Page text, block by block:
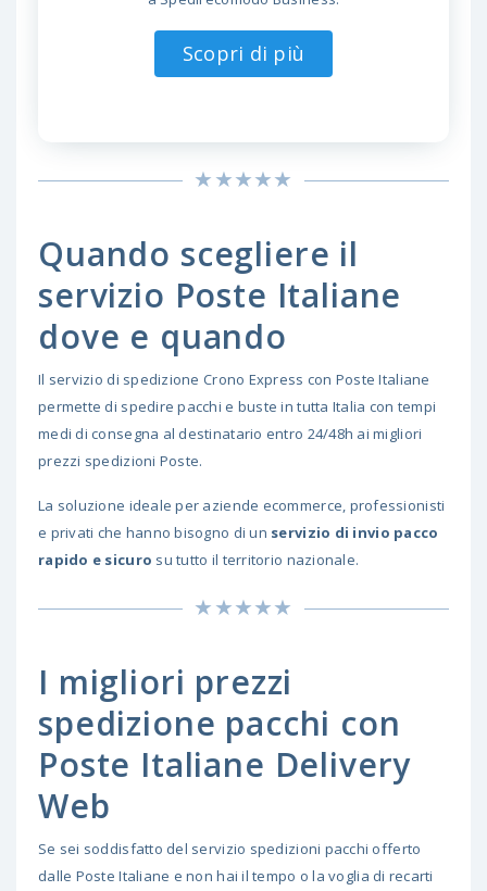
Scopri di più
Quando scegliere il
servizio Poste Italiane
dove e quando
Il servizio di spedizione Crono Express con Poste Italiane
permette di spedire pacchi e buste in tutta Italia con tempi
medi di consegna al destinatario entro 24/48h ai migliori
prezzi spedizioni Poste.
La soluzione ideale per aziende ecommerce, professionisti
e privati che hanno bisogno di un servizio di invio pacco
rapido e sicuro su tutto il territorio nazionale.
I migliori prezzi
spedizione pacchi con
Poste Italiane Delivery
Web
Se sei soddisfatto del servizio spedizioni pacchi offerto
dalle Poste Italiane e non hai il tempo o la voglia di recarti